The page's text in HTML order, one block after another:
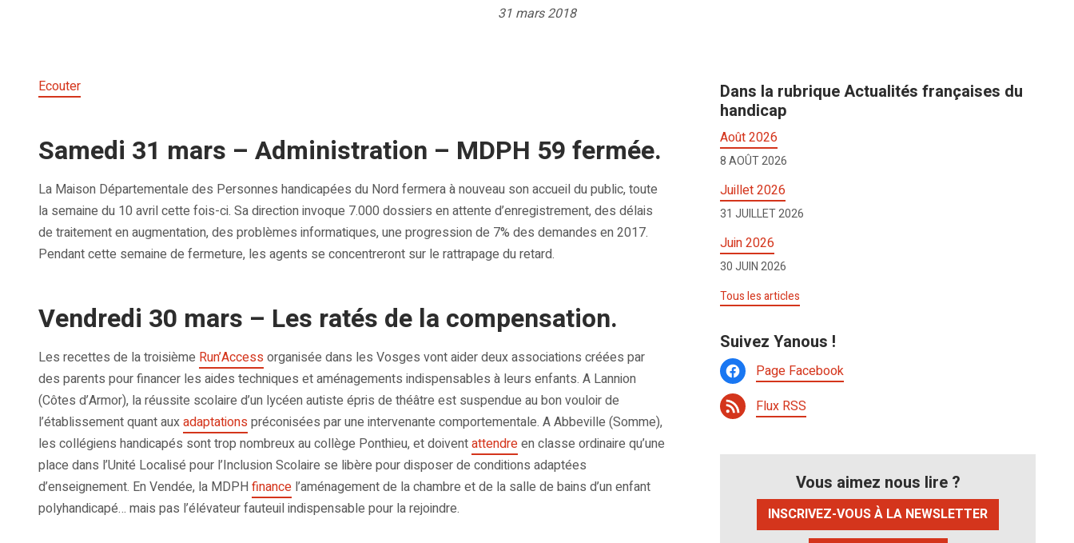
31 mars 2018
Ecouter
Samedi 31 mars – Administration – MDPH 59 fermée.
La Maison Départementale des Personnes handicapées du Nord fermera à nouveau son accueil du public, toute
la semaine du 10 avril cette fois-ci. Sa direction invoque 7.000 dossiers en attente d’enregistrement, des délais
de traitement en augmentation, des problèmes informatiques, une progression de 7% des demandes en 2017.
Pendant cette semaine de fermeture, les agents se concentreront sur le rattrapage du retard.
Vendredi 30 mars – Les ratés de la compensation.
Les recettes de la troisième Run’Accessorganisée dans les Vosges vont aider deux associations créées par
des parents pour financer les aides techniques et aménagements indispensables à leurs enfants. A Lannion
(Côtes d’Armor), la réussite scolaire d’un lycéen autiste épris de théâtre est suspendue au bon vouloir de
l’établissement quant auxadaptationspréconisées par une intervenante comportementale. A Abbeville (Somme),
les collégiens handicapés sont trop nombreux au collège Ponthieu, et doiventattendreen classe ordinaire qu’une
place dans l’Unité Localisé pour l’Inclusion Scolaire se libère pour disposer de conditions adaptées
d’enseignement. En Vendée, la MDPHfinance l’aménagement de la chambre et de la salle de bains d’un enfant
polyhandicapé… mais pas l’élévateur fauteuil indispensable pour la rejoindre.
Dans la rubrique Actualités françaises du
handicap
Août 2026
8 AOÛT 2026
Juillet 2026
31 JUILLET 2026
Juin 2026
30 JUIN 2026
Tous les articles
Suivez Yanous !
Page Facebook
Flux RSS
Vous aimez nous lire ?
INSCRIVEZ-VOUS À LA NEWSLETTER